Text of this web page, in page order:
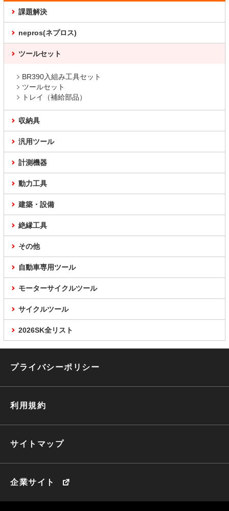
課題解決
nepros(ネプロス)
ツールセット
BR390入組み工具セット
ツールセット
トレイ（補給部品）
収納具
汎用ツール
計測機器
動力工具
建築・設備
絶縁工具
その他
自動車専用ツール
モーターサイクルツール
サイクルツール
2026SK全リスト
プライバシーポリシー
利用規約
サイトマップ
企業サイト